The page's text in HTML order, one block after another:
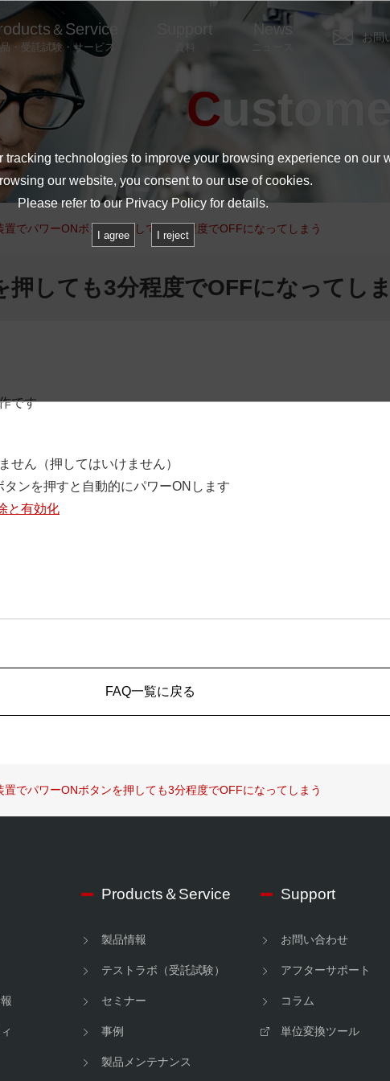
＆ Service
・受託試験・サービス
Support
資料
News お問
置でパワーONボタンを押しても3分程度でOFFになってしまう
しても3分程度でOFFになってし
です
せん（押してはいけません）
ンを押すと自動的にパワーONします
と有効化
FAQ一覧に戻る
置でパワーONボタンを押しても3分程度でOFFになってしまう
Products＆Service
製品情報
テストラボ（受託試験）
セミナー
事例
製品メンテナンス
Support
お問い合わせ
アフターサポート
コラム
単位変換ツール
tracking technologies to improve your browsing experience on our
our website, you consent to our use of cookies.
Please refer to ourPrivacy Policy for details.
I agree I reject